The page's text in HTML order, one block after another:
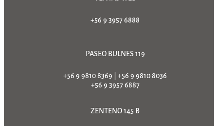
+56 9 3957 6888
PASEO BULNES 119
+56 9 9810 8369
+56 9 9810 8036
+56 9 3957 6887
ZENTENO 145 B